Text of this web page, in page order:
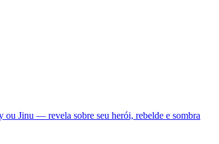
Jinu — revela sobre seu herói, rebelde e sombra